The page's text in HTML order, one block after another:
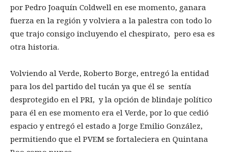
por Pedro Joaquín Coldwell en ese momento, ganara
fuerza en la región y volviera a la palestra con todo lo
que trajo consigo incluyendo el chespirato, pero esa es
otra historia.
Volviendo al Verde, Roberto Borge, entregó la entidad
para los del partido del tucán ya que él se sentía
desprotegido en el PRI, y la opción de blindaje político
para él en ese momento era el Verde, por lo que cedió
espacio y entregó el estado a Jorge Emilio González,
permitiendo que el PVEM se fortaleciera en Quintana